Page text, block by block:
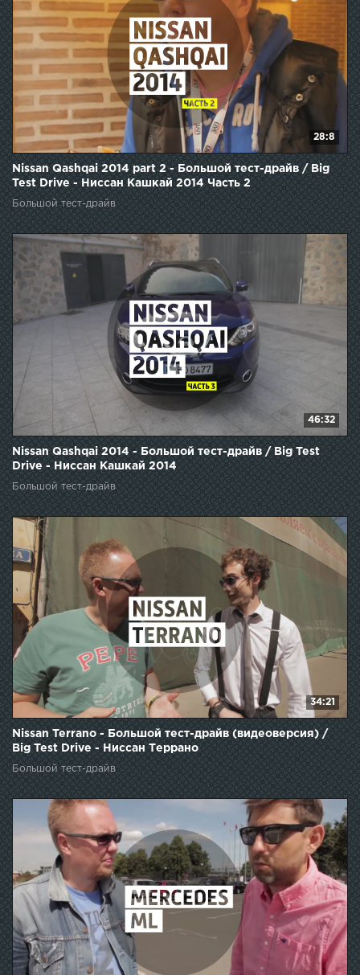
28:8
Nissan Qashqai 2014 part 2 - Большой тест-драйв / Big
Test Drive - Ниссан Кашкай 2014 Часть 2
Большой тест-драйв
46:32
Nissan Qashqai 2014 - Большой тест-драйв / Big Test
Drive - Ниссан Кашкай 2014
Большой тест-драйв
34:21
Nissan Terrano - Большой тест-драйв (видеоверсия) /
Big Test Drive - Ниссан Террано
Большой тест-драйв